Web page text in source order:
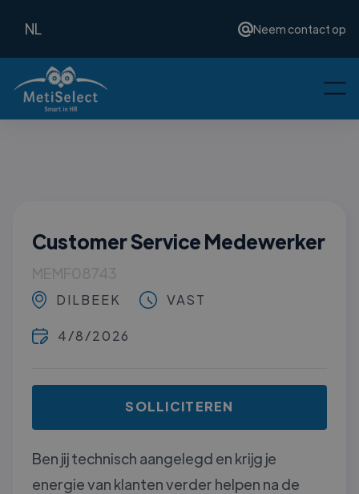
NL Neem contact op
Customer Service Medewerker
MEMF08743
DILBEEK VAST
4/8/2026
SOLLICITEREN
Ben jij technisch aangelegd en krijg je
energie van klanten verder helpen na de